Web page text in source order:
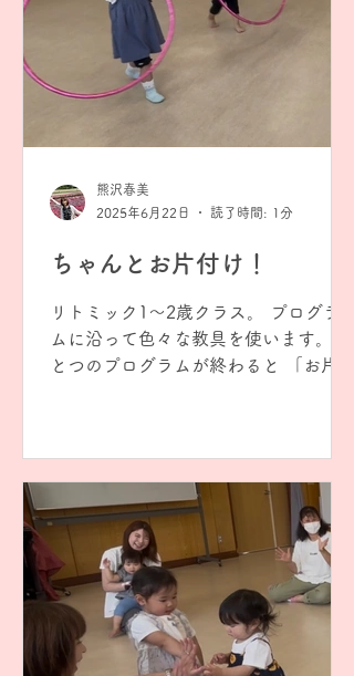
ひらいてくれています。 まだまだ小さ
なお子さんたちは、音楽に合わせて体
を動かしたり、先生やお友だちを見て
まねっこしたりする時間を通して、
ちをたくさん感じてくれています✨ 🌸
2歳の時期は、音楽を“耳で聴いて体で
す。 体験レッスンや見学も随時受付中
🎹 熊沢春美（くまざわはるみ） 埼玉
県三郷市戸ヶ崎でエレクトーン教室、
ピアノ教室、リトミックサークルの講
ちゃんとお片付け！
リトミック1〜2歳クラス。 プログラ
ムに沿って色々な教具を使います。 ひ
とつのプログラムが終わると 「お片付
熊沢春美
2025年6月22日
読了時間: 1分